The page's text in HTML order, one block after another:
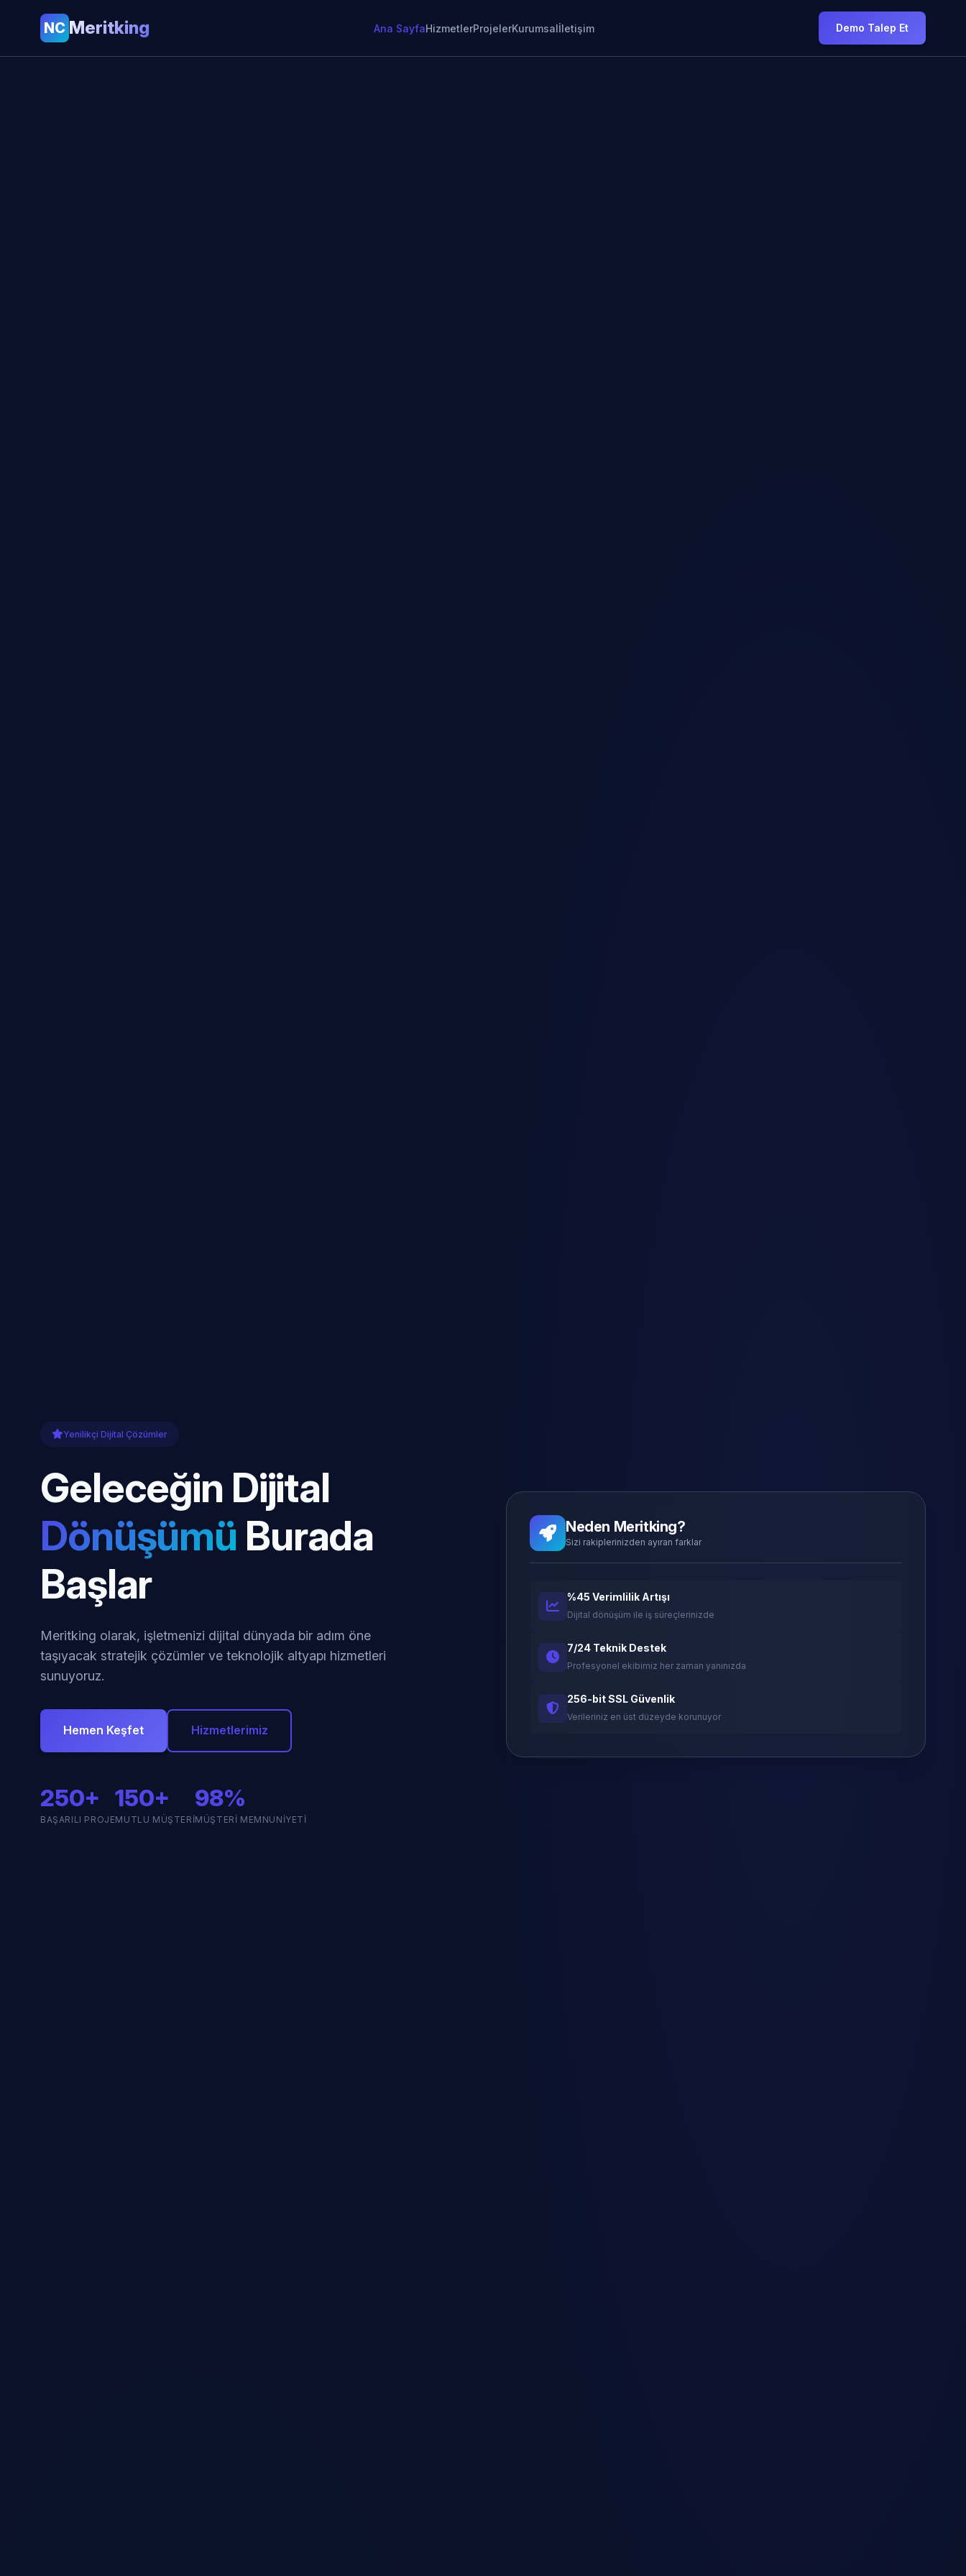
NC Meritking Ana SayfaHizmetlerProjelerKurumsalİletişim Demo Talep Et
Yenilikçi Dijital Çözümler
Geleceğin Dijital
Dönüşümü Burada
Başlar
Meritking olarak, işletmenizi dijital dünyada bir adım öne
taşıyacak stratejik çözümler ve teknolojik altyapı hizmetleri
sunuyoruz.
Hemen Keşfet Hizmetlerimiz
250+
BAŞARILI PROJE
150+
MUTLU MÜŞTERI
98%
MÜŞTERI MEMNUNIYETI
Neden Meritking?
Sizi rakiplerinizden ayıran farklar
%45 Verimlilik Artışı
Dijital dönüşüm ile iş süreçlerinizde
7/24 Teknik Destek
Profesyonel ekibimiz her zaman yanınızda
256-bit SSL Güvenlik
Verileriniz en üst düzeyde korunuyor